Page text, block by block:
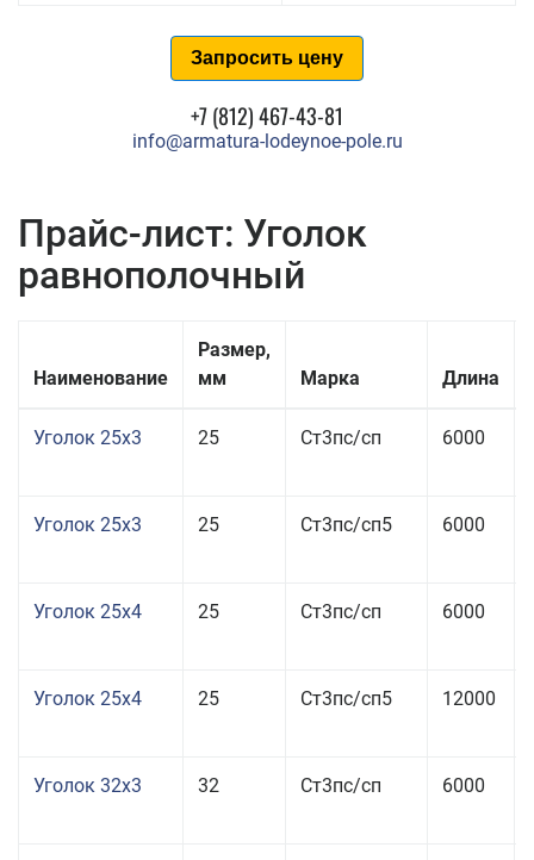
Запросить цену
+7 (812) 467-43-81
info@armatura-lodeynoe-pole.ru
Прайс-лист: Уголок
равнополочный
Наименование
Размер,
мм
Марка Длина
Уголок 25x3 25 Ст3пс/сп 6000
Уголок 25x3 25 Ст3пс/сп5 6000
Уголок 25x4 25 Ст3пс/сп 6000
Уголок 25x4 25 Ст3пс/сп5 12000
Уголок 32x3 32 Ст3пс/сп 6000